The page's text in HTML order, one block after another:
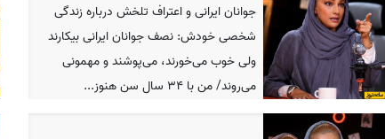
جوانان ایرانی و اعتراف تلخش درباره زندگی
شخصی خودش: نصف جوانان ایرانی بیکارند
ولی خوب می‌خورند، می‌پوشند و مهمونی
می‌روند/ من با 34 سال سن هنوز...